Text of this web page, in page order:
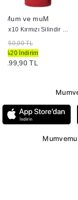
Mum ve muM
6x10 Kırmızı Silindir Mum
250,00 TL
%20 İndirim
199,90 TL